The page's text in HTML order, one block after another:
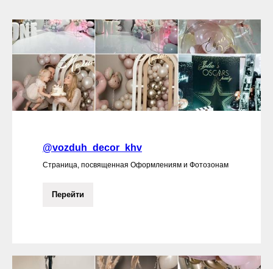
@vozduh_decor_khv
Страница, посвященная Оформлениям и Фотозонам
Перейти